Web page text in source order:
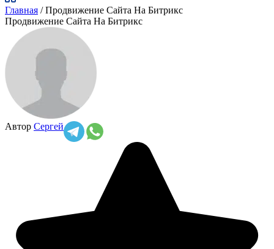
Главная / Продвижение Сайта На Битрикс
Продвижение Сайта На Битрикс
Автор Сергей